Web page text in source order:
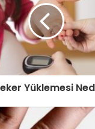
Yüklemesi